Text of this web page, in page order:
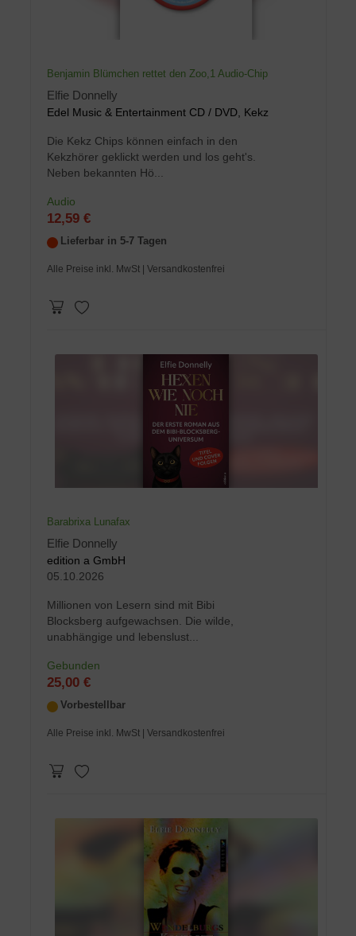
Benjamin Blümchen rettet den Zoo,1 Audio-Chip
Elfie Donnelly
Edel Music & Entertainment CD / DVD, Kekz
Die Kekz Chips können einfach in den
Kekzhörer geklickt werden und los geht's.
Neben bekannten Hö...
Audio
12,59 €
Lieferbar in 5-7 Tagen
Alle Preise inkl. MwSt | Versandkostenfrei
Barabrixa Lunafax
Elfie Donnelly
edition a GmbH
05.10.2026
Millionen von Lesern sind mit Bibi
Blocksberg aufgewachsen. Die wilde,
unabhängige und lebenslust...
Gebunden
25,00 €
Vorbestellbar
Alle Preise inkl. MwSt | Versandkostenfrei